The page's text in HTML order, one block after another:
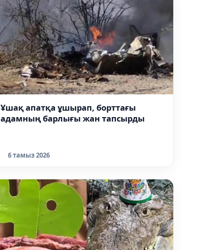
Ұшақ апатқа ұшырап, борттағы
адамның барлығы жан тапсырды
6 тамыз 2026